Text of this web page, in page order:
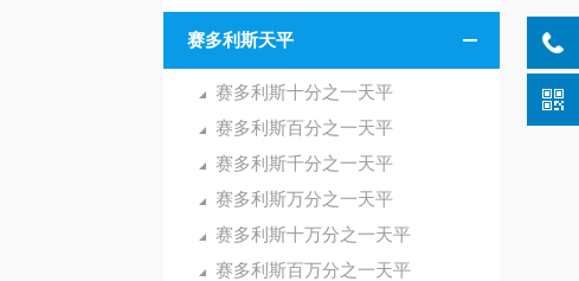
赛多利斯天平
赛多利斯十分之一天平
赛多利斯百分之一天平
赛多利斯千分之一天平
赛多利斯万分之一天平
赛多利斯十万分之一天平
赛多利斯百万分之一天平